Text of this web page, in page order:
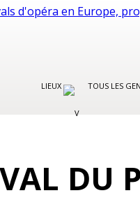
LIEUX TOUS LES
DU